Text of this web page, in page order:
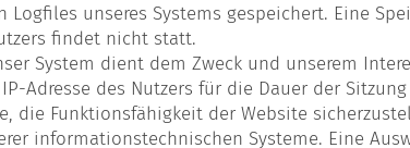
Logfiles unseres Systems gespeichert. Eine
findet nicht statt.
System dient dem Zweck und unserem
Adresse des Nutzers für die Dauer der
die Funktionsfähigkeit der Website
informationstechnischen Systeme. Eine